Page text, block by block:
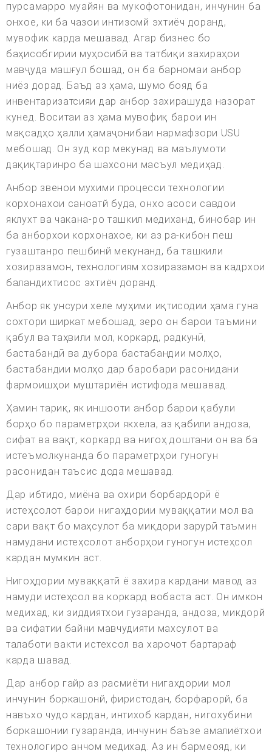
пурсамарро муайян ва мукофотонидан, инчунин ба
онхое, ки ба чазои интизомй эхтиёч доранд,
мувофик карда мешавад. Агар бизнес бо
баҳисобгирии муҳосибӣ ва татбиқи захираҳои
мавҷуда машғул бошад, он ба барномаи анбор
ниёз дорад. Баъд аз ҳама, шумо бояд ба
инвентаризатсияи дар анбор захирашуда назорат
кунед. Воситаи аз ҳама мувофиқ барои ин
мақсадҳо ҳалли ҳамаҷонибаи нармафзори USU
мебошад. Он зуд кор мекунад ва маълумоти
дақиқтаринро ба шахсони масъул медиҳад.
Анбор звенои мухими процесси технологии
корхонахои саноатй буда, онхо асоси савдои
яклухт ва чакана-ро ташкил медиханд, бинобар ин
ба анборхои корхонахое, ки аз ра-кибон пеш
гузаштанро пешбинй мекунанд, ба ташкили
хозиразамон, технологиям хозиразамон ва кадрхои
баландихтисос эхтиёч доранд.
Анбор як унсури хеле муҳими иқтисодии ҳама гуна
сохтори ширкат мебошад, зеро он барои таъмини
қабул ва таҳвили мол, коркард, радкунӣ,
бастабандӣ ва дубора бастабандии молҳо,
бастабандии молҳо дар баробари расонидани
фармоишҳои муштариён истифода мешавад.
Ҳамин тариқ, як иншооти анбор барои қабули
борҳо бо параметрҳои якхела, аз қабили андоза,
сифат ва вақт, коркард ва нигоҳ доштани он ва ба
истеъмолкунанда бо параметрҳои гуногун
расонидан таъсис дода мешавад.
Дар ибтидо, миёна ва охири борбардорӣ ё
истеҳсолот барои нигаҳдории муваққатии мол ва
сари вақт бо маҳсулот ба миқдори зарурӣ таъмин
намудани истеҳсолот анборҳои гуногун истеҳсол
кардан мумкин аст.
Нигоҳдории муваққатӣ ё захира кардани мавод аз
намуди истеҳсол ва коркард вобаста аст. Он имкон
медихад, ки зиддиятхои гузаранда, андоза, микдорй
ва сифатии байни мавчудияти махсулот ва
талаботи вакти истехсол ва харочот бартараф
карда шавад.
Дар анбор гайр аз расмиёти нигахдории мол
инчунин боркашонй, фиристодан, борфарорй, ба
навъхо чудо кардан, интихоб кардан, нигохубини
боркашонии гузаранда, инчунин баъзе амалиётхои
технологиро анчом медихад. Аз ин бармеояд, ки